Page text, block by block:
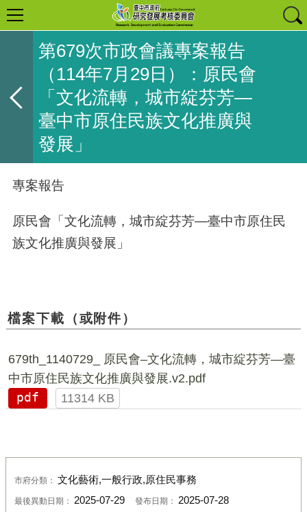
第679次市政會議專案報告
（114年7月29日）：原民會
「文化流轉，城市綻芬芳—
臺中市原住民族文化推廣與
發展」
專案報告
原民會「文化流轉，城市綻芬芳—臺中市原住民
族文化推廣與發展」
檔案下載（或附件）
679th_1140729_ 原民會–文化流轉，城市綻芬芳—臺
中市原住民族文化推廣與發展.v2.pdf
pdf
11314 KB
市府分類： 文化藝術,一般行政,原住民事務
最後異動日期： 2025-07-29 發布日期： 2025-07-28